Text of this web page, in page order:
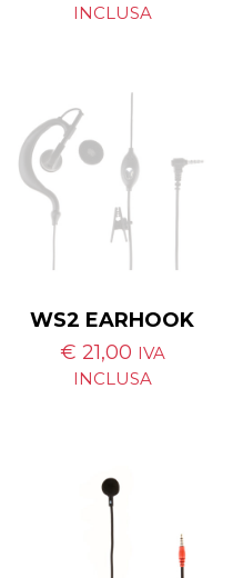
INCLUSA
WS2 EARHOOK
€ 21,00 IVA
INCLUSA